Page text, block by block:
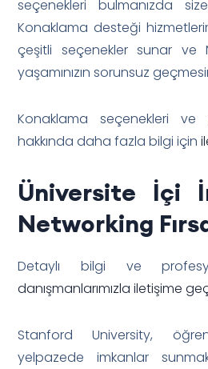
seçenekleri bulmanızda
Konaklama desteği
çeşitli seçenekler sunar ve
yaşamınızın sorunsuz
Konaklama seçenekleri ve
hakkında daha fazla bilgi için
Üniversite İçi
Networking
Detaylı bilgi ve
danışmanlarımızla iletişime
Stanford University,
yelpazede imkanlar